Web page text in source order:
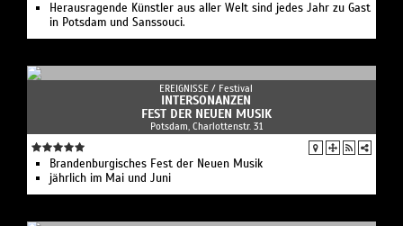
Herausragende Künstler aus aller Welt sind jedes Jahr zu Gast
in Potsdam und Sanssouci.
EREIGNISSE / Festival
INTERSONANZEN
FEST DER NEUEN MUSIK
Potsdam, Charlottenstr. 31
Brandenburgisches Fest der Neuen Musik
jährlich im Mai und Juni